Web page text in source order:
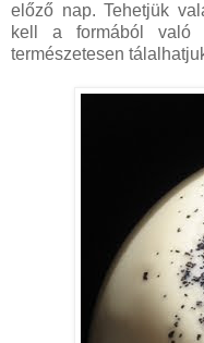
előző nap. Tehetjük
kell a formából való
természetesen